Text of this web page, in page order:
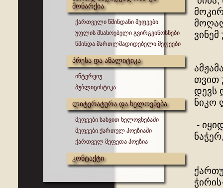
მონარქია
ქართველი წმინდანი მეფეები
უფლის მსასოებელი გვირგვინოსნები
წმინდა მართლმადიდებელი მეფეები
პრესა და ანალიტიკა
ინტერვიუ
პუბლიცისტიკა
ლიტერატურა და ხელოვნება
მეფეები სახვით ხელოვნებაში
მეფეები ქართულ პოეზიაში
ქართველ მეფეთა პოეზია
კონტაქტი
თვით
დევს
ნიკო
-